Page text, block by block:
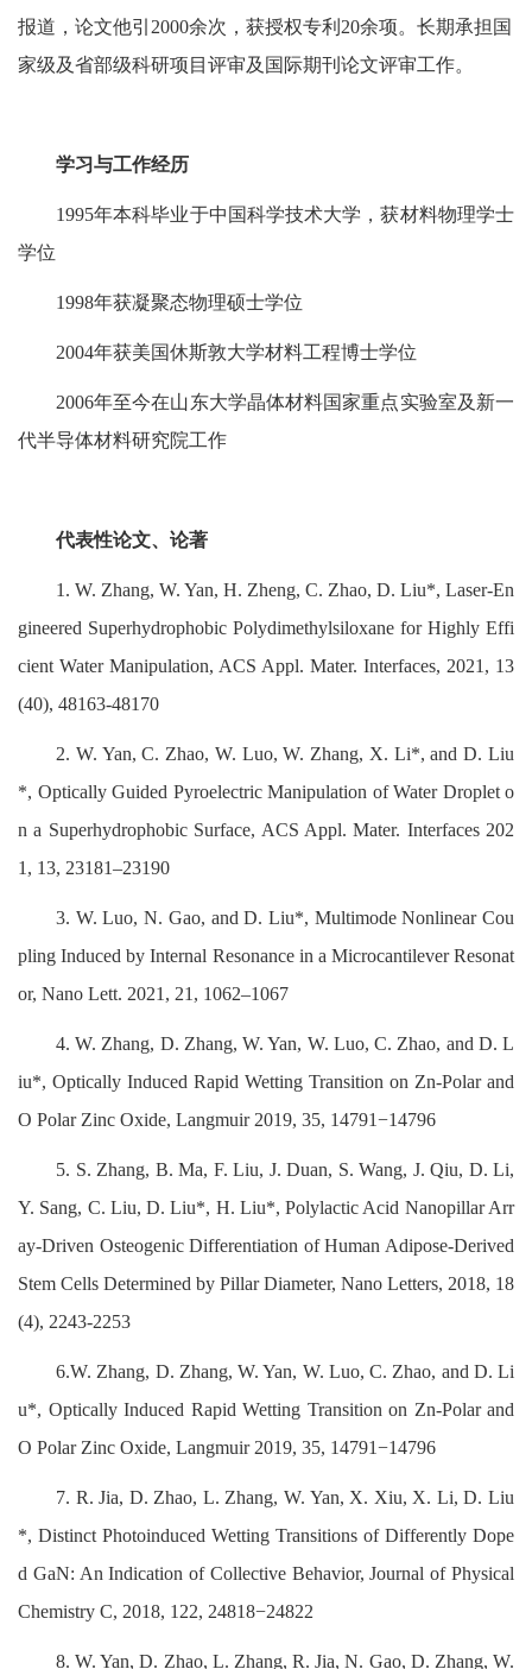
报道，论文他引2000余次，获授权专利20余项。长期承担国
家级及省部级科研项目评审及国际期刊论文评审工作。
学习与工作经历
1995年本科毕业于中国科学技术大学，获材料物理学士
学位
1998年获凝聚态物理硕士学位
2004年获美国休斯敦大学材料工程博士学位
2006年至今在山东大学晶体材料国家重点实验室及新一
代半导体材料研究院工作
代表性论文、论著
1. W. Zhang, W. Yan, H. Zheng, C. Zhao, D. Liu*, Laser-En
gineered Superhydrophobic Polydimethylsiloxane for Highly Effi
cient Water Manipulation, ACS Appl. Mater. Interfaces, 2021, 13
(40), 48163-48170
2. W. Yan, C. Zhao, W. Luo, W. Zhang, X. Li*, and D. Liu
*, Optically Guided Pyroelectric Manipulation of Water Droplet o
n a Superhydrophobic Surface, ACS Appl. Mater. Interfaces 202
1, 13, 23181–23190
3. W. Luo, N. Gao, and D. Liu*, Multimode Nonlinear Cou
pling Induced by Internal Resonance in a Microcantilever Resonat
or, Nano Lett. 2021, 21, 1062–1067
4. W. Zhang, D. Zhang, W. Yan, W. Luo, C. Zhao, and D. L
iu*, Optically Induced Rapid Wetting Transition on Zn-Polar and
O Polar Zinc Oxide, Langmuir 2019, 35, 14791−14796
5. S. Zhang, B. Ma, F. Liu, J. Duan, S. Wang, J. Qiu, D. Li,
Y. Sang, C. Liu, D. Liu*, H. Liu*, Polylactic Acid Nanopillar Arr
ay-Driven Osteogenic Differentiation of Human Adipose-Derived
Stem Cells Determined by Pillar Diameter, Nano Letters, 2018, 18
(4), 2243-2253
6.W. Zhang, D. Zhang, W. Yan, W. Luo, C. Zhao, and D. Li
u*, Optically Induced Rapid Wetting Transition on Zn-Polar and
O Polar Zinc Oxide, Langmuir 2019, 35, 14791−14796
7. R. Jia, D. Zhao, L. Zhang, W. Yan, X. Xiu, X. Li, D. Liu
*, Distinct Photoinduced Wetting Transitions of Differently Dope
d GaN: An Indication of Collective Behavior, Journal of Physical
Chemistry C, 2018, 122, 24818−24822
8. W. Yan, D. Zhao, L. Zhang, R. Jia, N. Gao, D. Zhang, W.